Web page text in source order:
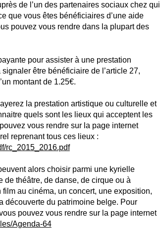
de l’un des partenaires sociaux chez qui
que vous êtes bénéficiaires d’une aide
pouvez vous rendre dans la plupart des
pour assister à une prestation
être bénéficiaire de l’article 27,
montant de 1.25€.
la prestation artistique ou culturelle et
quels sont les lieux qui acceptent les
vous rendre sur la page internet
reprenant tous ces lieux :
rc_2015_2016.pdf
alors choisir parmi une kyrielle
de théâtre, de danse, de cirque ou à
au cinéma, un concert, une exposition,
découverte du patrimoine belge. Pour
pouvez vous rendre sur la page internet
Agenda-64